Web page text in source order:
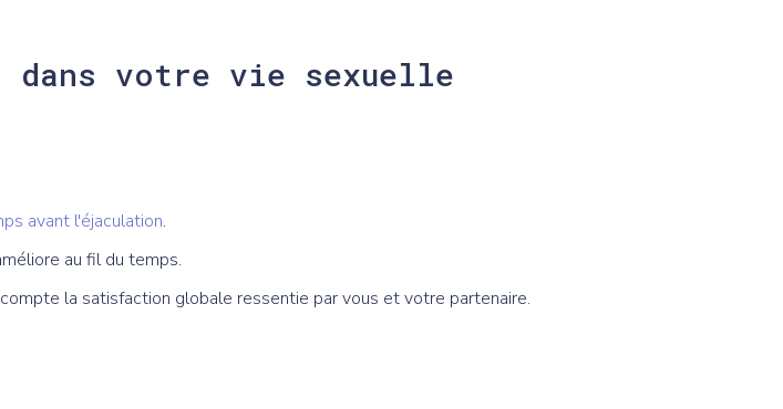
dans votre vie sexuelle
avant l'éjaculation.
au fil du temps.
la satisfaction globale ressentie par vous et votre partenaire.